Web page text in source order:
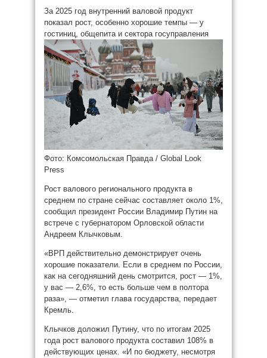
За 2025 год внутренний валовой продукт
показал рост, особенно хорошие темпы — у
гостиниц, общепита и сектора госуправления
Фото: Комсомольская Правда / Global Look
Press
Рост валового регионального продукта в
среднем по стране сейчас составляет около 1%,
сообщил президент России Владимир Путин на
встрече с губернатором Орловской области
Андреем Клычковым.
«ВРП действительно демонстрирует очень
хорошие показатели. Если в среднем по России,
как на сегодняшний день смотрится, рост — 1%,
у вас — 2,6%, то есть больше чем в полтора
раза», — отметил глава государства, передает
Кремль.
Клычков доложил Путину, что по итогам 2025
года рост валового продукта составил 108% в
действующих ценах. «И по бюджету, несмотря